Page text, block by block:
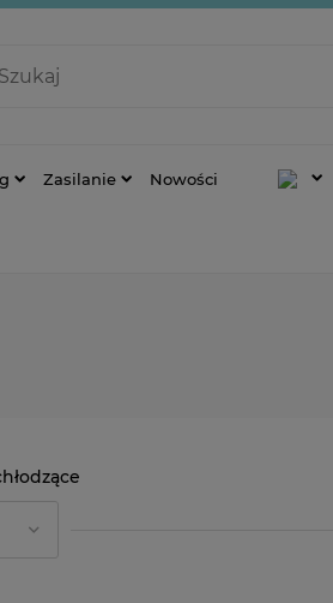
Zasilanie Nowości